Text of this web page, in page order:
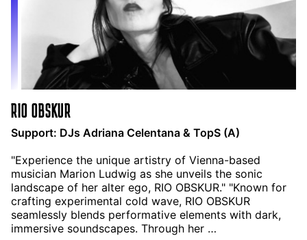
RIO OBSKUR
Support: DJs Adriana Celentana & TopS (A)
"Experience the unique artistry of Vienna-based
musician Marion Ludwig as she unveils the sonic
landscape of her alter ego, RIO OBSKUR." "Known for
crafting experimental cold wave, RIO OBSKUR
seamlessly blends performative elements with dark,
immersive soundscapes. Through her …